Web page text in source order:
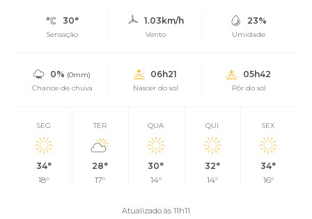
30°
Sensação
1.03km/h
Vento
23%
Umidade
0% (0mm)
Chance de chuva
06h21
Nascer do sol
05h42
Pôr do sol
SEG
34°
18°
TER
28°
17°
QUA
30°
14°
QUI
32°
14°
SEX
34°
16°
Atualizado às 11h11